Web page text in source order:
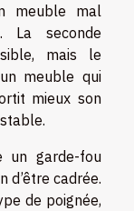
meuble mal
La seconde
mais le
meuble qui
mieux son
un garde-fou
d’être cadrée.
de poignée,